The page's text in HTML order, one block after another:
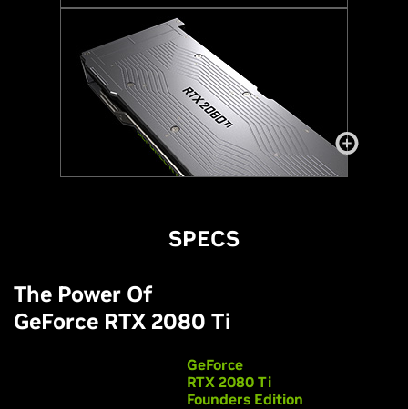
SPECS
The Power Of
GeForce RTX 2080 Ti
GeForce
RTX 2080 Ti
Founders Edition